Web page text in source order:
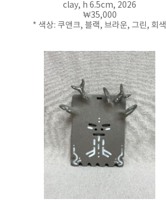
clay, h 6.5cm, 2026
₩35,000
* 색상: 쿠앤크, 블랙, 브라운, 그린, 회색